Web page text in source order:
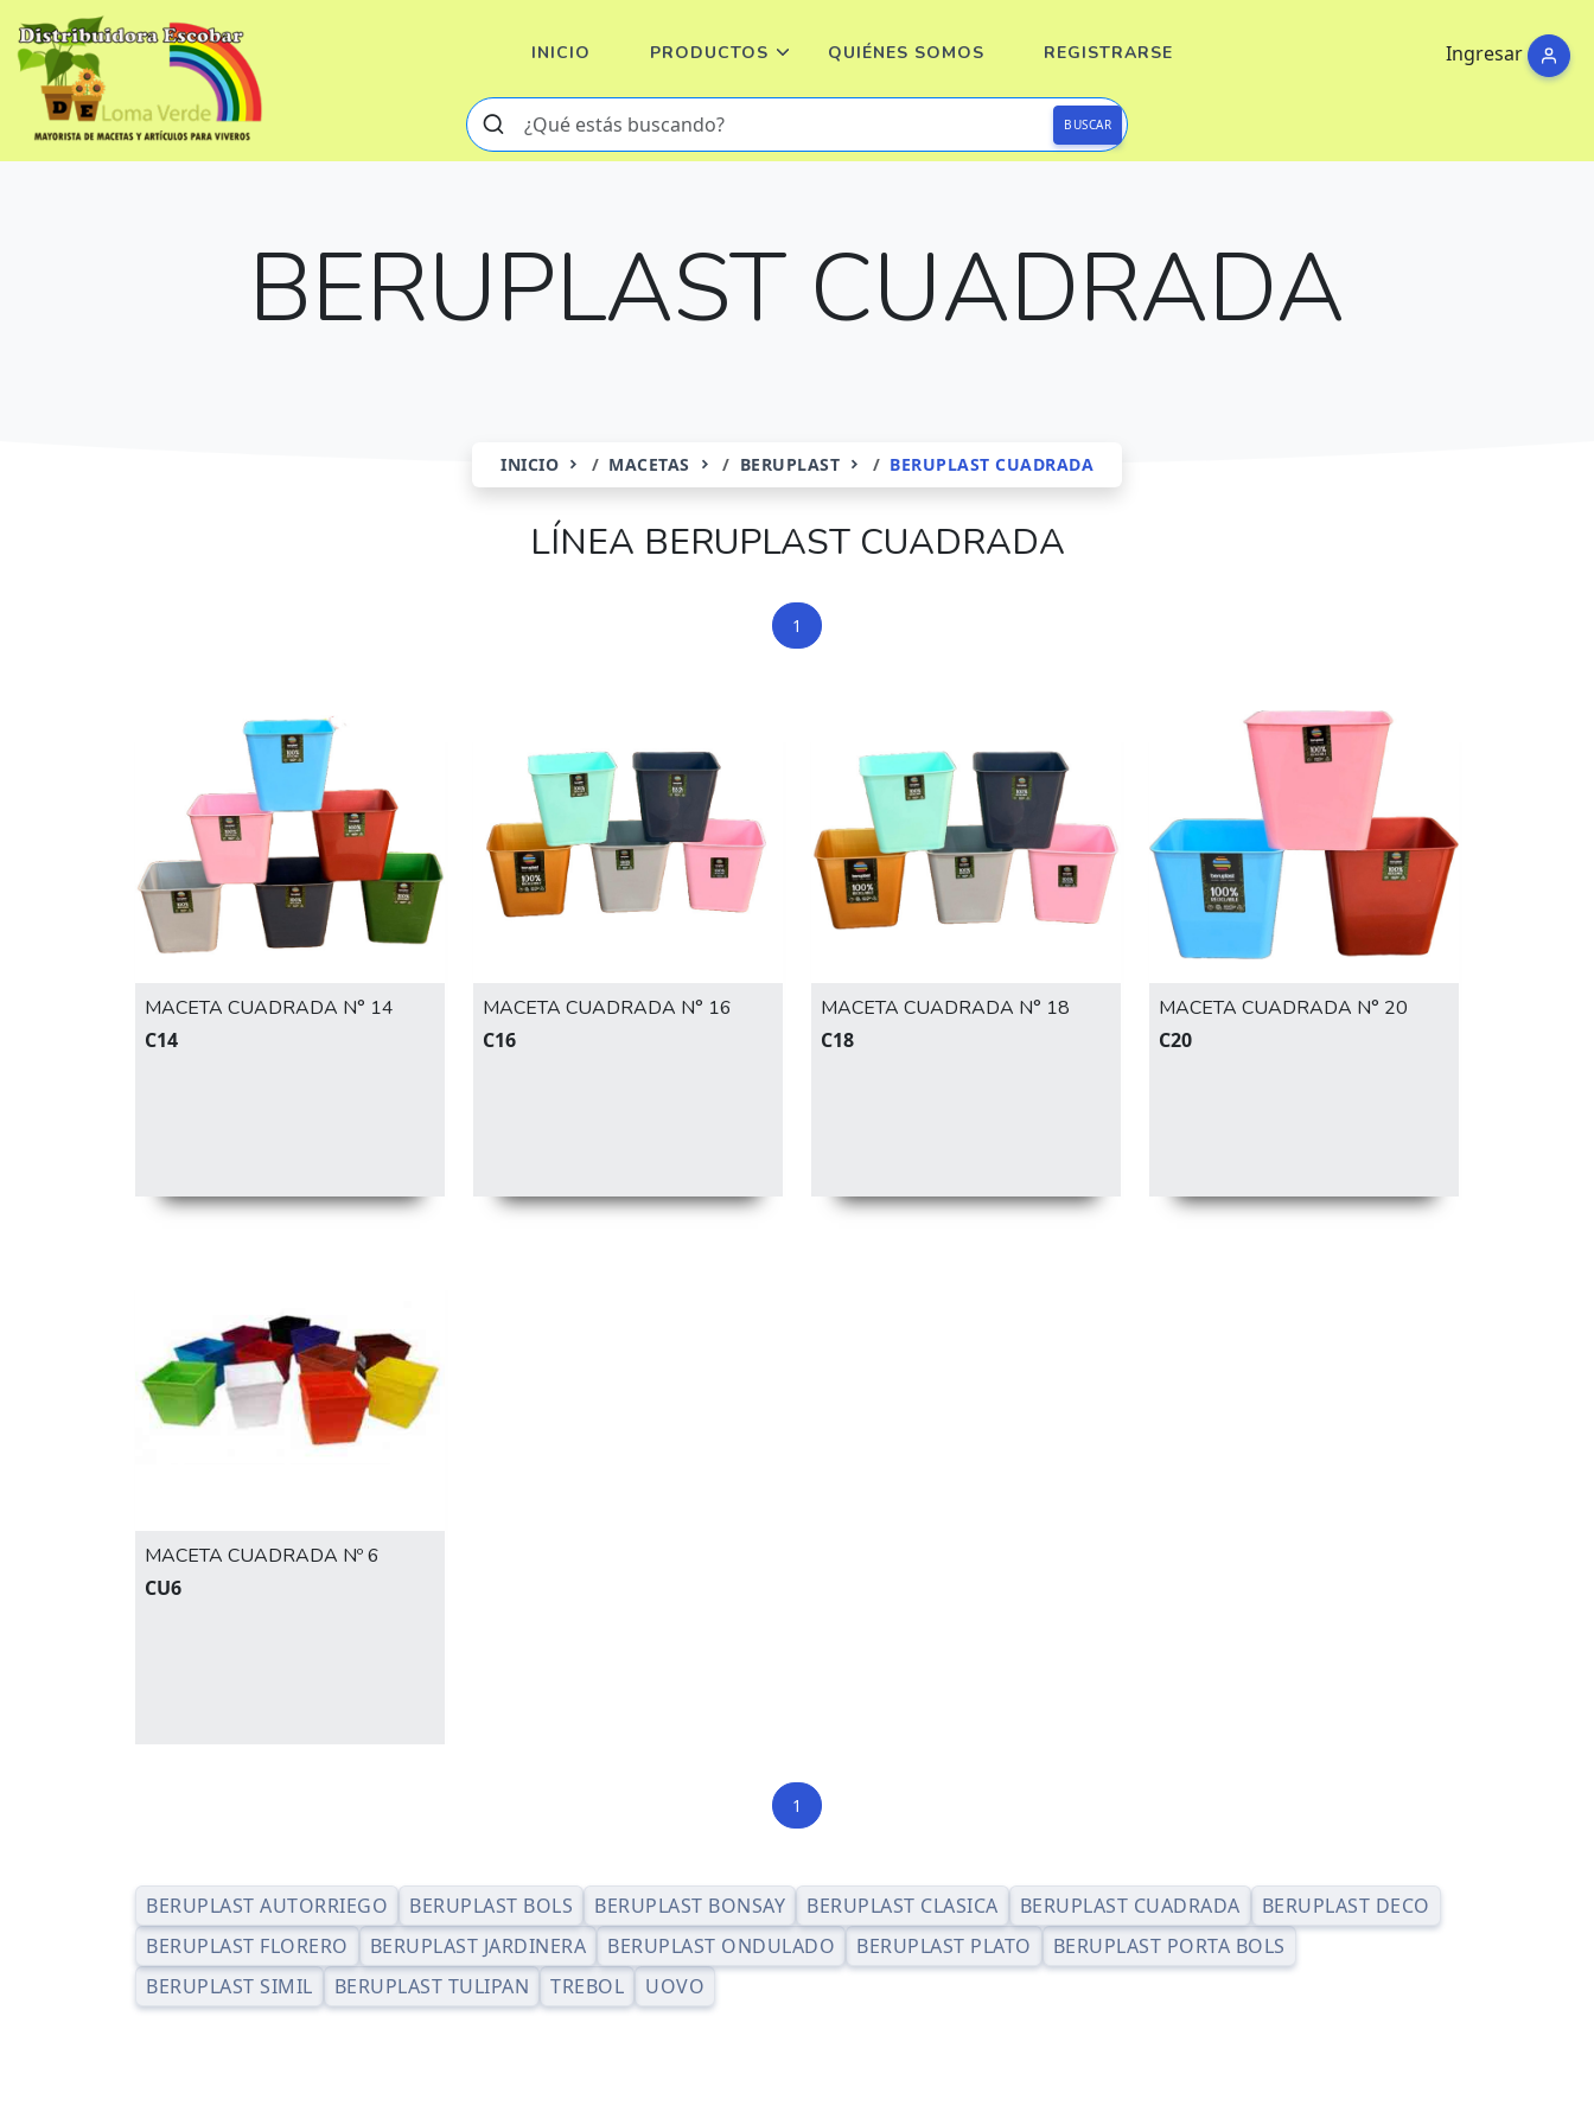
Ingresar
INICIO PRODUCTOS QUIÉNES SOMOS REGISTRARSE
BUSCAR
BERUPLAST CUADRADA
INICIO MACETAS BERUPLAST BERUPLAST CUADRADA
LÍNEA BERUPLAST CUADRADA
1
MACETA CUADRADA N° 14
C14
MACETA CUADRADA N° 16
C16
MACETA CUADRADA N° 18
C18
MACETA CUADRADA N° 20
C20
MACETA CUADRADA Nº 6
CU6
1
BERUPLAST AUTORRIEGO BERUPLAST BOLS BERUPLAST BONSAY BERUPLAST CLASICA BERUPLAST CUADRADA
BERUPLAST DECO
BERUPLAST FLORERO
BERUPLAST JARDINERA BERUPLAST ONDULADO BERUPLAST PLATO
BERUPLAST PORTA BOLS
BERUPLAST SIMIL
BERUPLAST TULIPAN TREBOL UOVO